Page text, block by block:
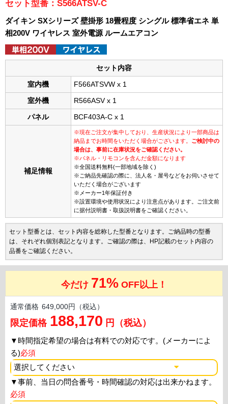
セット型番：S566ATSV-C
ダイキン SXシリーズ 壁掛形 18畳程度 シングル 標準省エネ 単
相200V ワイヤレス 室外電源 ルームエアコン
セット内容
室内機 F566ATSVW x 1
室外機 R566ASV x 1
パネル BCF403A-C x 1
補足情報
※現在ご注文が集中しており、生産状況により一部商品は
納品までお時間をいただく場合がございます。 ご検討中の
場合は、事前に在庫状況をご確認ください。
※パネル・リモコンを含んだ金額になります
※全国送料無料(一部地域を除く)
※ご納品先確認の際に、法人名・屋号などをお伺いさせて
いただく場合がございます
※メーカー1年保証付き
※設置環境や使用状況により注意点があります。ご注文前
に据付説明書・取扱説明書をご確認ください。
セット型番とは、セット内容を総称した型番となります。ご納品時の型番
は、それぞれ個別表記となります。ご確認の際は、HP記載のセット内容の
品番をご確認ください。
今だけ 71% OFF以上！
通常価格 649,000円（税込）
限定価格 188,170 円（税込）
▼時間指定希望の場合は有料での対応です。(メーカーによ
る)必須
▼事前、当日の問合番号・時間確認の対応は出来かねます。
必須